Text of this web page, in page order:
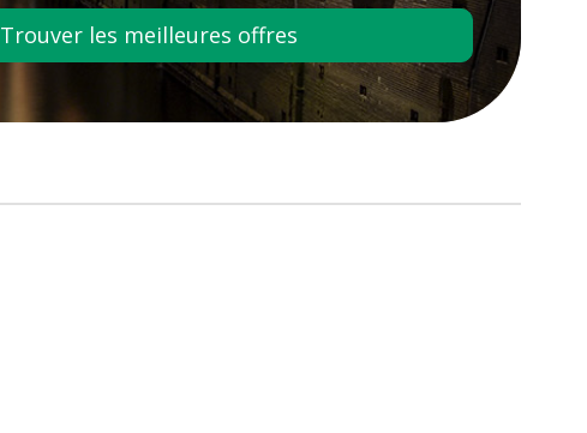
Trouver les meilleures offres